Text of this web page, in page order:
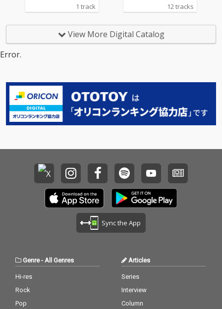
ル。L’Arc〜en〜Cielの
アーティストとしても
世界で活躍するHYDEに
視線を避けながら密や
かにやりとりする愛の
シグナルを、鼓動のよ
うなビートと繊細で大
胆なメロディーによっ
1 track 12 tracks
View More Digital Catalog
Error.
Sync the App
Genre- All Genres
Hi-res
Rock
Pop
Articles
Series
Interview
Column